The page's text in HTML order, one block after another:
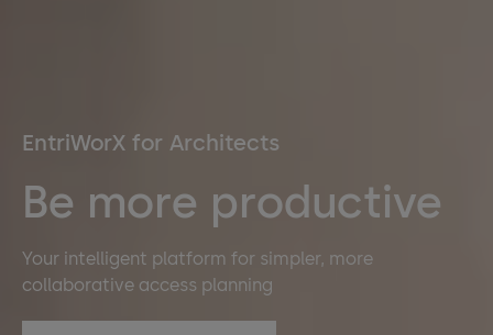
EntriWorX for Architects
Be more productive
Your intelligent platform for simpler, more
collaborative access planning